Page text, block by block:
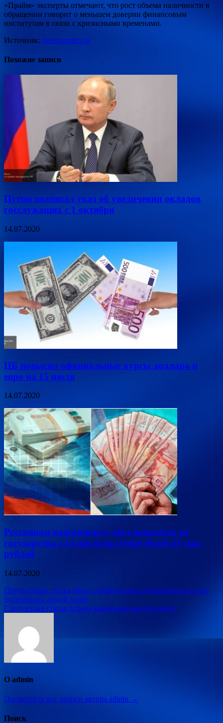
«Прайм» эксперты отмечают, что рост объема наличности в
обращении говорит о меньшем доверии финансовым
институтам в связи с кризисными временами.
Источник: rueconomics.ru
Похожие записи
Путин подписал указ об увеличении окладов
госслужащих с 1 октября
14.07.2020
ЦБ повысил официальные курсы доллара и
евро на 15 июля
14.07.2020
Россиянам напомнили о двух выплатах от
государства с 15 июля на сумму более 21 тыс.
рублей
14.07.2020
Навигация
по
Предыдущая статья Маск стремительно поднимается в топе
богатейших людей мира
Следующая статья Алыча маринованная (на зиму)
О admin
Посмотреть все записи автора admin →
Поиск